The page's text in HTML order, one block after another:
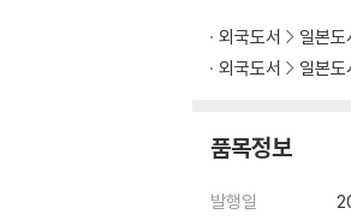
외국도서 일본도
외국도서
일본도
품목정보
발행일